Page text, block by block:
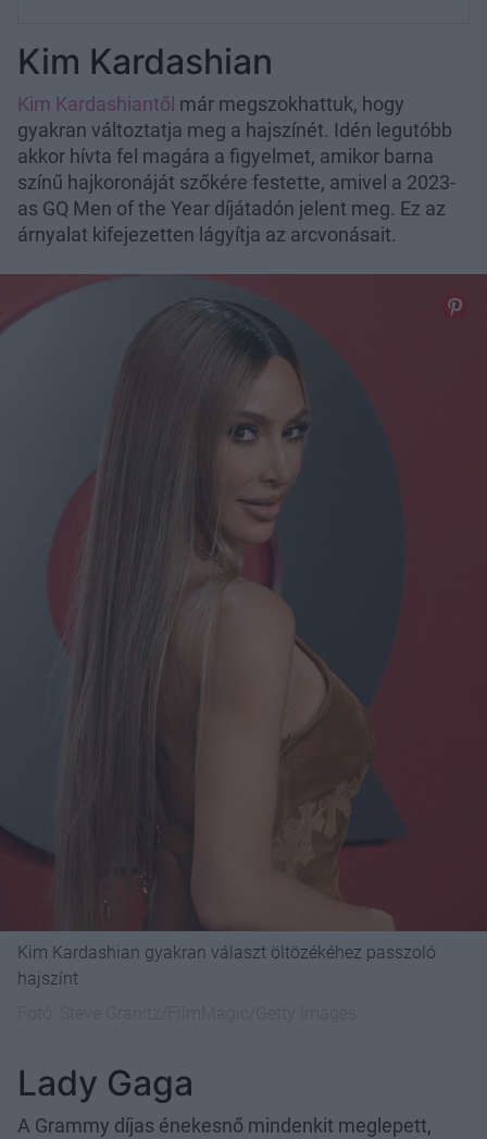
Kim Kardashian
Kim Kardashiantől már megszokhattuk, hogy
gyakran változtatja meg a hajszínét. Idén legutóbb
akkor hívta fel magára a figyelmet, amikor barna
színű hajkoronáját szőkére festette, amivel a 2023-
as GQ Men of the Year díjátadón jelent meg. Ez az
árnyalat kifejezetten lágyítja az arcvonásait.
Kim Kardashian gyakran választ öltözékéhez passzoló
hajszínt
Lady Gaga
A Grammy díjas énekesnő mindenkit meglepett,